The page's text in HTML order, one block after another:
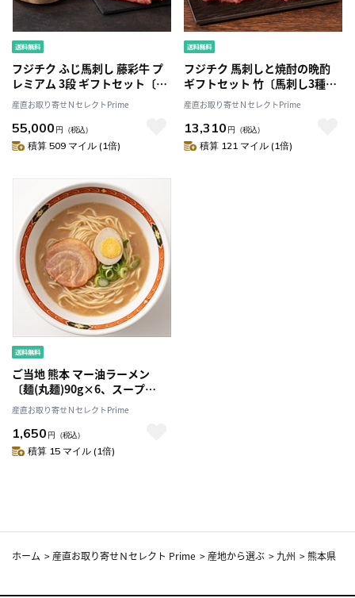
フジチク ふじ馬刺し 藤彩牛 プ
レミアム 3段 ギフトセット〔馬
刺し7種、藤彩牛3種、たれ、し
ょうが〕
産直お取り寄せＮセレクトPrime
55,000 円 （税込）
積算 509 マイル (1倍)
フジチク 馬刺しと焼酎の晩酌
ギフトセット 竹〔馬刺し3種、
たれ、しょうが、焼酎〕
産直お取り寄せＮセレクトPrime
13,310 円 （税込）
積算 121 マイル (1倍)
ご当地 熊本 マー油ラーメン
〔麺(丸麺)90g×6、スープ
30g×6〕
産直お取り寄せＮセレクトPrime
1,650 円 （税込）
積算 15 マイル (1倍)
ホーム > 産直お取り寄せＮセレクト Prime > 産地から選ぶ > 九州 >熊本県